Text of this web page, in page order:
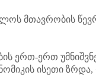
მთავრობის
ერთ-ერთ
ისეთი ზრდა,